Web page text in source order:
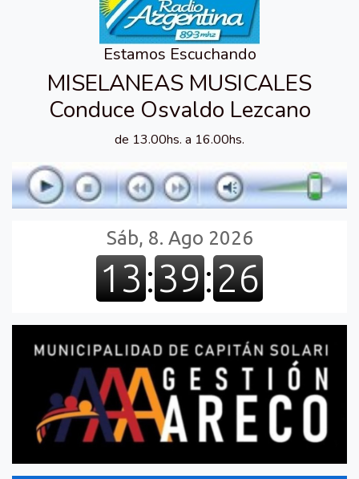
Estamos Escuchando
MISELANEAS MUSICALES
Conduce Osvaldo Lezcano
de 13.00hs. a 16.00hs.